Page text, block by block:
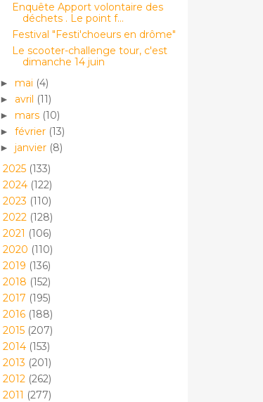
Enquête Apport volontaire des
déchets . Le point f...
Festival "Festi'choeurs en drôme"
Le scooter-challenge tour, c'est
dimanche 14 juin
► mai (4)
► avril (11)
► mars (10)
► février (13)
► janvier (8)
2025 (133)
2024 (122)
2023 (110)
2022 (128)
2021 (106)
2020 (110)
2019 (136)
2018 (152)
2017 (195)
2016 (188)
2015 (207)
2014 (153)
2013 (201)
2012 (262)
2011 (277)